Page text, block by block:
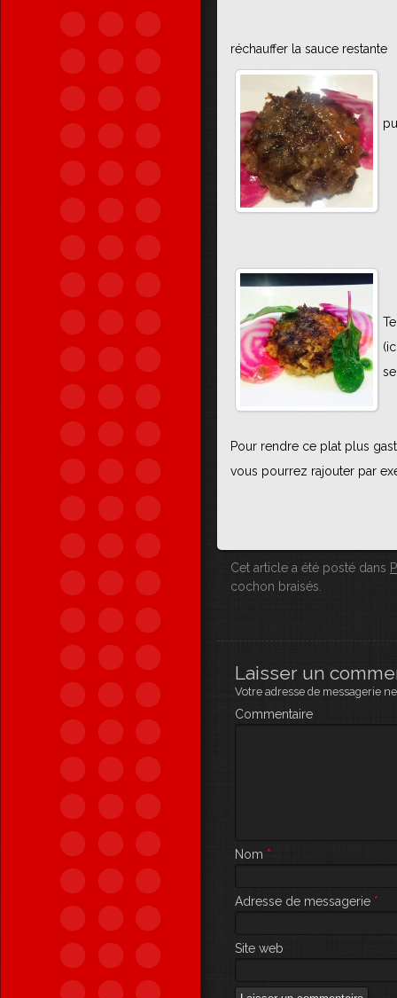
réchauffer la sauce restante
Pour rendre ce plat plus
vous pourrez rajouter par
Cet article a été posté dans
cochon braisés
Laisser un
Votre adresse de messagerie
Commentaire
Nom *
Adresse de messagerie *
Site web